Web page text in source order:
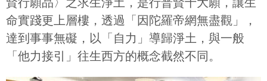
命實踐更上層樓，透過「因陀羅帝網無盡觀」，
達到事事無礙，以「自力」導歸淨土，與一般
「他力接引」往生西方的概念截然不同。